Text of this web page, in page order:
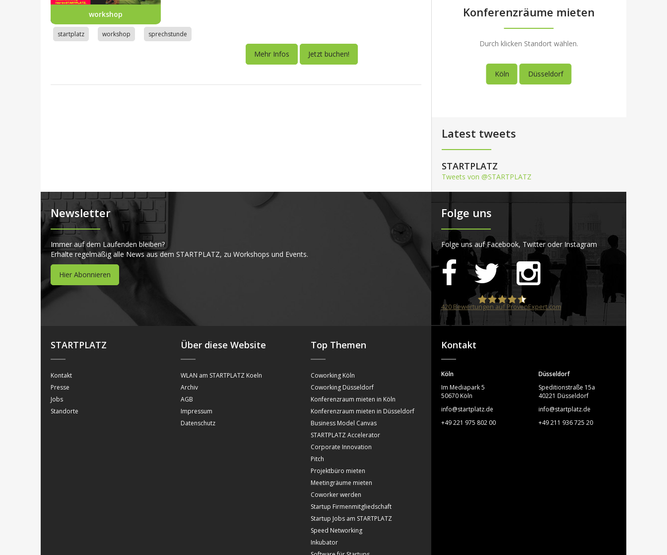
workshop
startplatz workshop sprechstunde
Mehr Infos Jetzt buchen!
Konferenzräume mieten
Durch klicken Standort wählen.
Köln Düsseldorf
Latest tweets
STARTPLATZ
Tweets von @STARTPLATZ
Newsletter
Immer auf dem Laufenden bleiben?
Erhalte regelmäßig alle News aus dem STARTPLATZ, zu Workshops und Events.
Hier Abonnieren
Folge uns
Folge uns auf Facebook, Twitter oder Instagram
STARTPLATZ
420Bewertungen auf ProvenExpert.com
STARTPLATZ
Kontakt
Presse
Jobs
Standorte
Über diese Website
WLAN am STARTPLATZ Koeln
Archiv
AGB
Impressum
Datenschutz
Top Themen
Coworking Köln
Coworking Düsseldorf
Konferenzraum mieten in Köln
Konferenzraum mieten in Düsseldorf
Business Model Canvas
STARTPLATZ Accelerator
Corporate Innovation
Pitch
Projektbüro mieten
Meetingräume mieten
Coworker werden
Startup Firmenmitgliedschaft
Startup Jobs am STARTPLATZ
Speed Networking
Inkubator
Kontakt
Köln
Im Mediapark 5
50670 Köln
info@startplatz.de
+49 221 975 802 00
Düsseldorf
Speditionstraße 15a
40221 Düsseldorf
info@startplatz.de
+49 211 936 725 20